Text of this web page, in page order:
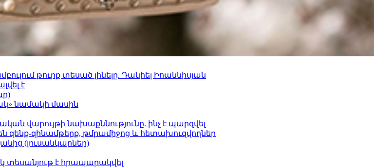
թուրք տեսած լինելը. Դանիել Իոաննիսյան
է
նամակի մասին
վարույթի նախաքննությունը. ինչ է պարզվել
զենք-զինամթերք, թմրամիջոց և հետախուզվողներ
(լուսանկարներ)
տեսանյութ է հրապարակվել